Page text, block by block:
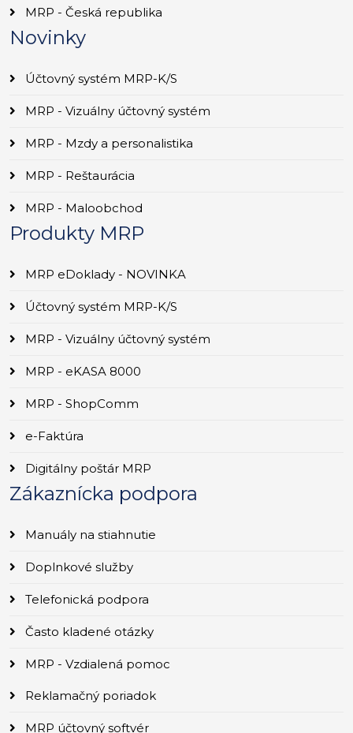
MRP - Česká republika
Novinky
Účtovný systém MRP-K/S
MRP - Vizuálny účtovný systém
MRP - Mzdy a personalistika
MRP - Reštaurácia
MRP - Maloobchod
Produkty MRP
MRP eDoklady - NOVINKA
Účtovný systém MRP-K/S
MRP - Vizuálny účtovný systém
MRP - eKASA 8000
MRP - ShopComm
e-Faktúra
Digitálny poštár MRP
Zákaznícka podpora
Manuály na stiahnutie
Doplnkové služby
Telefonická podpora
Často kladené otázky
MRP - Vzdialená pomoc
Reklamačný poriadok
MRP účtovný softvér